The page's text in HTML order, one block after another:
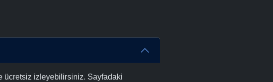
ücretsiz izleyebilirsiniz. Sayfadaki